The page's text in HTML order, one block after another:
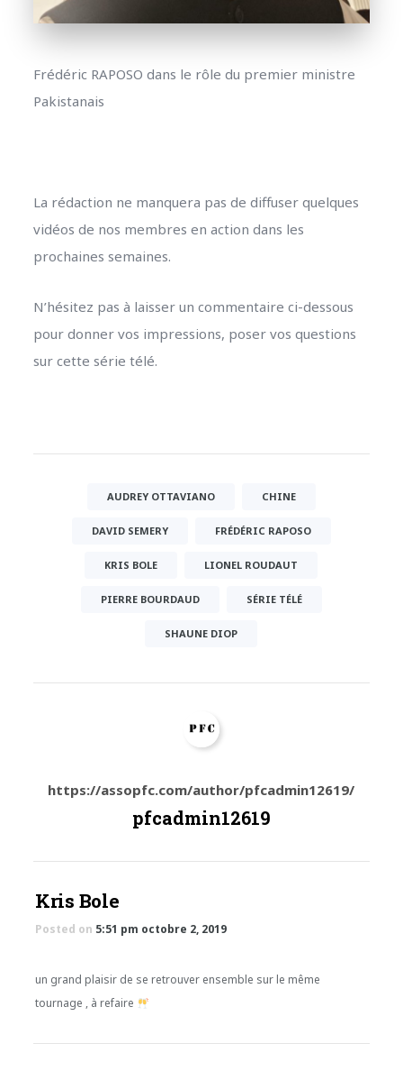
Frédéric RAPOSO dans le rôle du premier ministre
Pakistanais
La rédaction ne manquera pas de diffuser quelques
vidéos de nos membres en action dans les
prochaines semaines.
N’hésitez pas à laisser un commentaire ci-dessous
pour donner vos impressions, poser vos questions
sur cette série télé.
AUDREY OTTAVIANO CHINE
DAVID SEMERY FRÉDÉRIC RAPOSO
KRIS BOLE LIONEL ROUDAUT
PIERRE BOURDAUD SÉRIE TÉLÉ
SHAUNE DIOP
https://assopfc.com/author/pfcadmin12619/
pfcadmin12619
Kris Bole
Posted on 5:51 pm octobre 2, 2019
un grand plaisir de se retrouver ensemble sur le même
tournage , à refaire